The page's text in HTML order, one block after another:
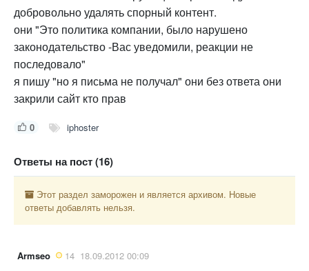
добровольно удалять спорный контент.
они "Это политика компании, было нарушено
законодательство -Вас уведомили, реакции не
последовало"
я пишу "но я письма не получал" они без ответа они
закрили сайт кто прав
0 iphoster
Ответы на пост (16)
Этот раздел заморожен и является архивом. Новые
ответы добавлять нельзя.
Armseo 14 18.09.2012 00:09